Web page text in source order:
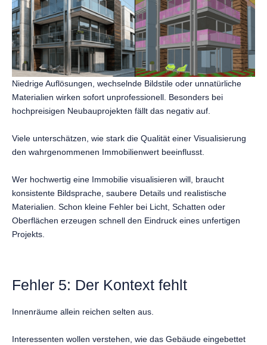
Niedrige Auflösungen, wechselnde Bildstile oder unnatürliche
Materialien wirken sofort unprofessionell. Besonders bei
hochpreisigen Neubauprojekten fällt das negativ auf.
Viele unterschätzen, wie stark die Qualität einer Visualisierung
den wahrgenommenen Immobilienwert beeinflusst.
Wer hochwertig eine Immobilie visualisieren will, braucht
konsistente Bildsprache, saubere Details und realistische
Materialien. Schon kleine Fehler bei Licht, Schatten oder
Oberflächen erzeugen schnell den Eindruck eines unfertigen
Projekts.
Fehler 5: Der Kontext fehlt
Innenräume allein reichen selten aus.
Interessenten wollen verstehen, wie das Gebäude eingebettet